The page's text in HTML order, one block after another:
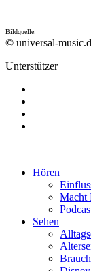
Bildquelle:
© universal-
Unterstützer
Hören
Macht
Sehen